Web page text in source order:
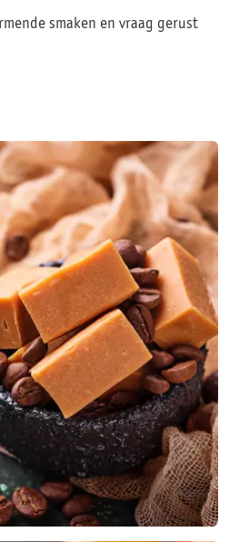
smaken en vraag gerust